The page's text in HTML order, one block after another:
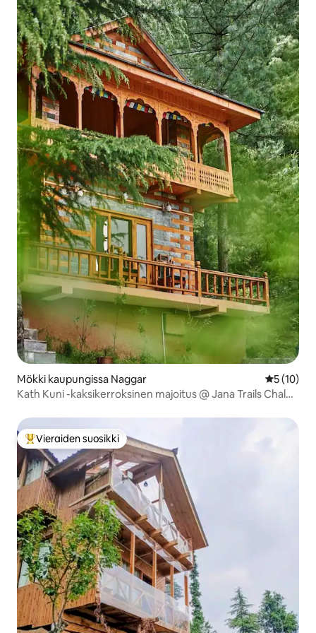
Mökki kaupungissa Naggar
5 (10)
Kath Kuni -kaksikerroksinen majoitus @ Jana Trails Chalet,
Vieraiden suosikkien parhaimmistoa
Vieraiden suosikki